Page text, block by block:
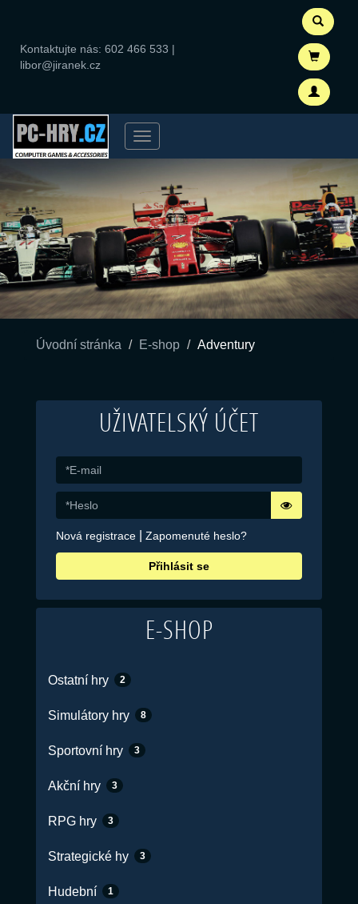
Kontaktujte nás: 602 466 533 |
libor@jiranek.cz
Menu
Úvodní stránka E-shop Adventury
UŽIVATELSKÝ ÚČET
Nová registrace Zapomenuté heslo?
Přihlásit se
E-SHOP
Ostatní hry 2
Simulátory hry 8
Sportovní hry 3
Akční hry 3
RPG hry 3
Strategické hy 3
Hudební 1